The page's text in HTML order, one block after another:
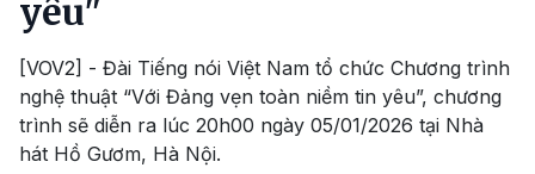
yêu"
[VOV2] - Đài Tiếng nói Việt Nam tổ chức Chương trình
nghệ thuật “Với Đảng vẹn toàn niềm tin yêu”, chương
trình sẽ diễn ra lúc 20h00 ngày 05/01/2026 tại Nhà
hát Hồ Gươm, Hà Nội.